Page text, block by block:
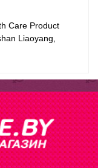
Care Product
Liaoyang,